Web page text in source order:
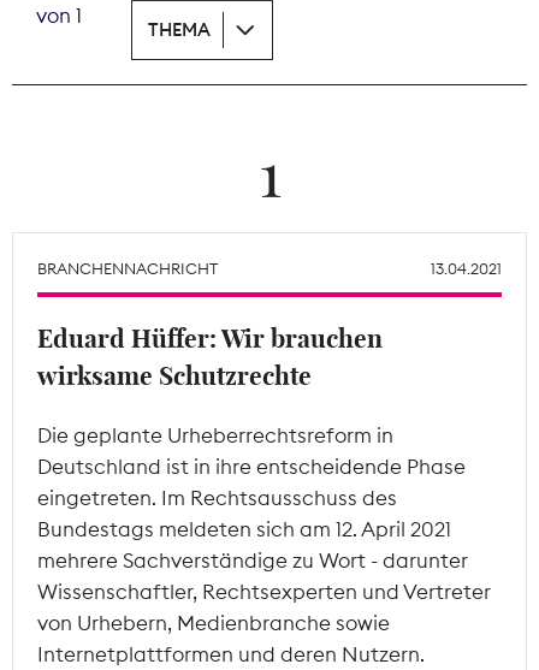
Tarifpolitik
Theodor-Wolff-Preis
Mitgliederbereich
von 1
THEMA
1
BRANCHENNACHRICHT 13.04.2021
Eduard Hüffer: Wir brauchen
wirksame Schutzrechte
Die geplante Urheberrechtsreform in
Deutschland ist in ihre entscheidende Phase
eingetreten. Im Rechtsausschuss des
Bundestags meldeten sich am 12. April 2021
mehrere Sachverständige zu Wort - darunter
Wissenschaftler, Rechtsexperten und Vertreter
von Urhebern, Medienbranche sowie
Internetplattformen und deren Nutzern.